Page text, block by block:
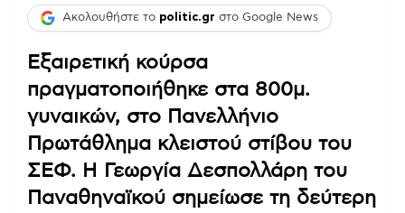
Ακολουθήστε το politic.gr στο Google News
Εξαιρετική κούρσα
πραγματοποιήθηκε στα 800μ.
γυναικών, στο Πανελλήνιο
Πρωτάθλημα κλειστού στίβου του
ΣΕΦ. Η Γεωργία Δεσπολλάρη του
Παναθηναϊκού σημείωσε τη δεύτερη